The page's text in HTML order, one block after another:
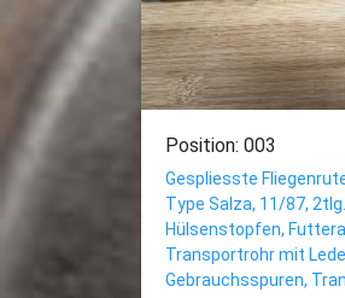
Position: 003
Gespliesste
Type Salza, 11/87,
Hülsenstopfen,
Transportrohr mit
Gebrauchsspuren,